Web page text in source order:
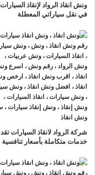
نحن نعمل على مدار الساعة
01093018585
–
و مجهز بأحدث المعدات وأحدث
ونش انقاذ
ما يميزنا عن غيرنا انفرادنا
عام 2002 على الطرق
لبناء جسور من الثقة
السيارات
سحب
اسرعونش
ونش انقاذ سيارات العريش
ونش انقاذ الرواد لإنقاذ السيارات
في نقل سياراتي المعطلة
شركة الرواد لانقاذ السيارات
خدمات متكاملة بأسعار تنافسية